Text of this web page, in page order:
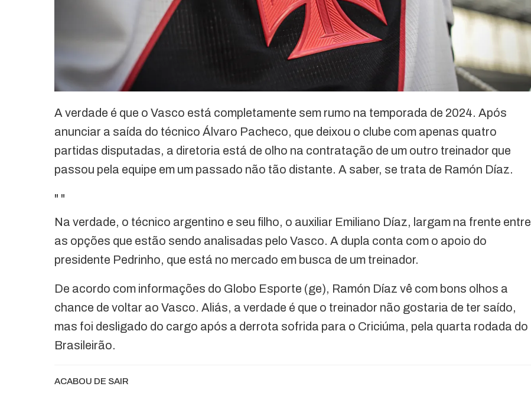
A verdade é que o Vasco está completamente sem rumo na temporada de 2024. Após
anunciar a saída do técnico Álvaro Pacheco, que deixou o clube com apenas quatro
partidas disputadas, a diretoria está de olho na contratação de um outro treinador que
passou pela equipe em um passado não tão distante. A saber, se trata de Ramón Díaz.
" "
Na verdade, o técnico argentino e seu filho, o auxiliar Emiliano Díaz, largam na frente entre
as opções que estão sendo analisadas pelo Vasco. A dupla conta com o apoio do
presidente Pedrinho, que está no mercado em busca de um treinador.
De acordo com informações do Globo Esporte (ge), Ramón Díaz vê com bons olhos a
chance de voltar ao Vasco. Aliás, a verdade é que o treinador não gostaria de ter saído,
mas foi desligado do cargo após a derrota sofrida para o Criciúma, pela quarta rodada do
Brasileirão.
ACABOU DE SAIR